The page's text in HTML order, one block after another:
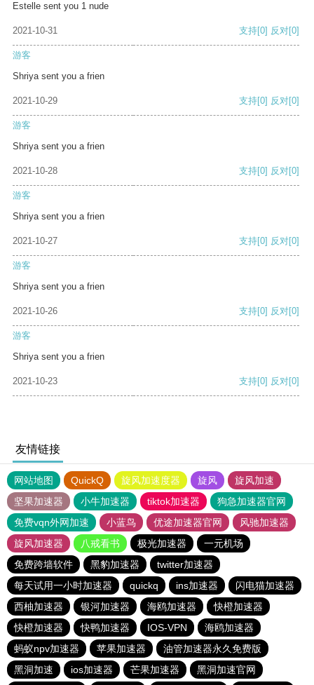
Estelle sent you 1 nude
2021-10-31 支持[0] 反对[0]
游客
Shriya sent you a frien
2021-10-29 支持[0] 反对[0]
游客
Shriya sent you a frien
2021-10-28 支持[0] 反对[0]
游客
Shriya sent you a frien
2021-10-27 支持[0] 反对[0]
游客
Shriya sent you a frien
2021-10-26 支持[0] 反对[0]
游客
Shriya sent you a frien
2021-10-23 支持[0] 反对[0]
友情链接
网站地图 QuickQ 旋风加速度器 旋风
旋风加速
坚果加速器
小牛加速器 tiktok加速器
狗急加速器官网
免费vqn外网加速
小蓝鸟 优途加速器官网
风驰加速器
旋风加速器
八戒看书 极光加速器
一元机场
免费跨墙软件
黑豹加速器
twitter加速器
每天试用一小时加速器
quickq ins加速器
闪电猫加速器
西柚加速器
银河加速器 海鸥加速器
快橙加速器
快橙加速器
快鸭加速器 IOS-VPN
海鸥加速器
蚂蚁npv加速器
苹果加速器
油管加速器永久免费版
黑洞加速
ios加速器 芒果加速器 黑洞加速官网